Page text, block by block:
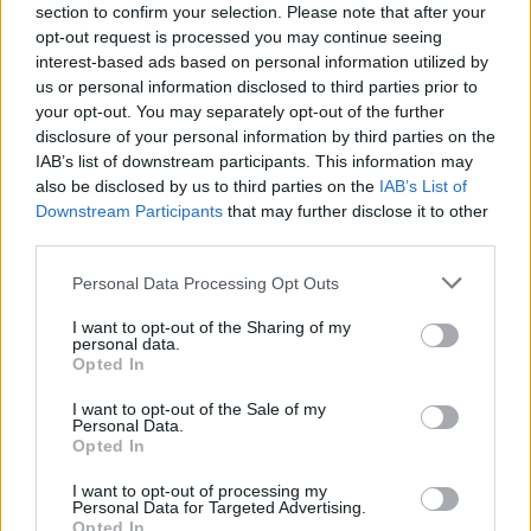
section to confirm your selection. Please note that after your
opt-out request is processed you may continue seeing
interest-based ads based on personal information utilized by
us or personal information disclosed to third parties prior to
your opt-out. You may separately opt-out of the further
disclosure of your personal information by third parties on the
IAB’s list of downstream participants. This information may
also be disclosed by us to third parties on the IAB’s List of
Downstream Participants that may further disclose it to other
Personal Data Processing Opt Outs
I want to opt-out of the Sharing of my
personal data.
Opted In
I want to opt-out of the Sale of my
Personal Data.
Opted In
I want to opt-out of processing my
Personal Data for Targeted Advertising.
Ροή ειδήσεων Δημοφιλή
15:54
Ο Γ. Αγριμανάκης Αντιδήμαρχος Υπηρεσίας το Σάββατο 8
και την Κυριακή 9 Αυγούστου
Δυτική Αττική: Ολοκληρώθηκαν οι αυτοψίες στις
πυρόπληκτες περιοχές
Εντυπωσιάζουν οι εικόνες από το νέο αεροδρόμιο στο
Καστέλλι- Δείτε βίντεο
Πολιτική Προστασία: Νέα εναέρια μέσα και τεχνολογία